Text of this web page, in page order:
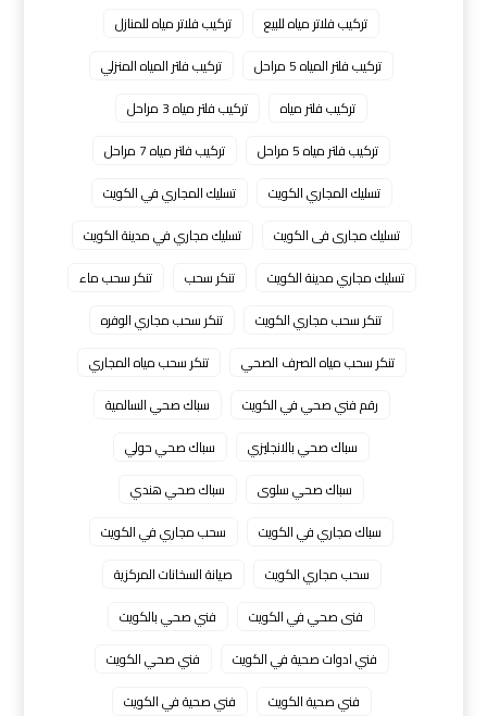
تركيب فلاتر مياه للبيع
تركيب فلاتر مياه للمنازل
تركيب فلتر المياه 5 مراحل
تركيب فلتر المياه المنزلي
تركيب فلتر مياه
تركيب فلتر مياه 3 مراحل
تركيب فلتر مياه 5 مراحل
تركيب فلتر مياه 7 مراحل
تسليك المجاري الكويت
تسليك المجاري في الكويت
تسليك مجارى فى الكويت
تسليك مجاري في مدينة الكويت
تسليك مجاري مدينة الكويت
تنكر سحب
تنكر سحب ماء
تنكر سحب مجاري الكويت
تنكر سحب مجاري الوفره
تنكر سحب مياه الصرف الصحي
تنكر سحب مياه المجاري
رقم فني صحي في الكويت
سباك صحي السالمية
سباك صحي بالانجليزي
سباك صحي حولي
سباك صحي سلوى
سباك صحي هندي
سباك مجاري في الكويت
سحب مجاري في الكويت
سحب مجاري الكويت
صيانة السخانات المركزية
فنى صحي في الكويت
فني صحي بالكويت
فني ادوات صحية في الكويت
فني صحي الكويت
فني صحية الكويت
فني صحية في الكويت